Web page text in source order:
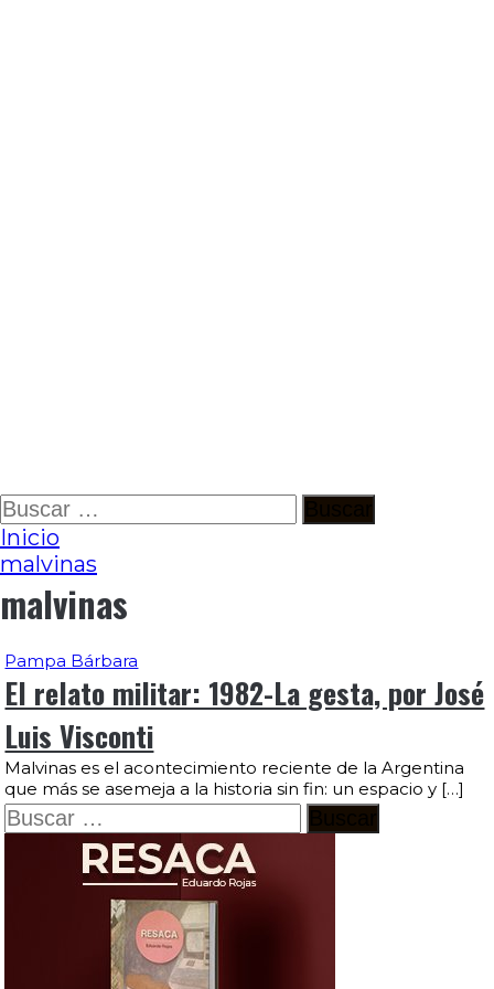
Ir
al
contenido
Buscar:
Inicio
malvinas
malvinas
Pampa Bárbara
El relato militar: 1982-La gesta, por José
Luis Visconti
Malvinas es el acontecimiento reciente de la Argentina
que más se asemeja a la historia sin fin: un espacio y […]
Buscar: